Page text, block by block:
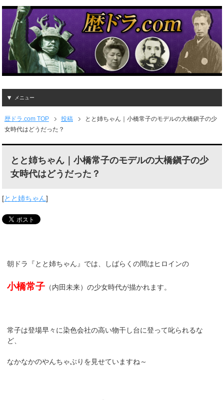
メニュー
歴ドラ.com TOP 投稿
とと姉ちゃん｜小橋常子のモデルの大橋鎭子の少
女時代はどうだった？
とと姉ちゃん｜小橋常子のモデルの大橋鎭子の少
女時代はどうだった？
[とと姉ちゃん]
朝ドラ『とと姉ちゃん』では、しばらくの間はヒロインの
小橋常子 （内田未来）の少女時代が描かれます。
常子は登場早々に染色会社の高い物干し台に登って叱られるな
ど、
なかなかのやんちゃぶりを見せていますね～